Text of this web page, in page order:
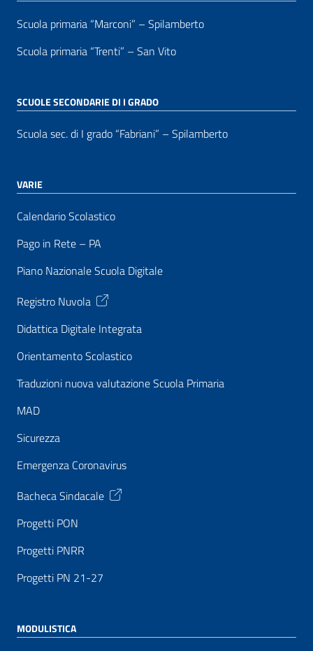
Scuola primaria “Marconi” – Spilamberto
Scuola primaria “Trenti” – San Vito
SCUOLE SECONDARIE DI I GRADO
Scuola sec. di I grado “Fabriani” – Spilamberto
VARIE
Calendario Scolastico
Pago in Rete – PA
Piano Nazionale Scuola Digitale
Registro Nuvola
Didattica Digitale Integrata
Orientamento Scolastico
Traduzioni nuova valutazione Scuola Primaria
MAD
Sicurezza
Emergenza Coronavirus
Bacheca Sindacale
Progetti PON
Progetti PNRR
Progetti PN 21-27
MODULISTICA